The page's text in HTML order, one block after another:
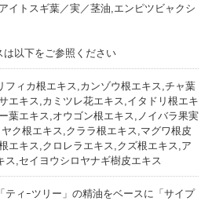
イトスギ葉／実／茎油,エンピツビャクシ
以下をご参照ください
フィカ根エキス,カンゾウ根エキス,チャ葉
エキス,カミツレ花エキス,イタドリ根エキ
葉エキス,オウゴン根エキス,ノイバラ果実
ク根エキス,クララ根エキス,マグワ根皮
エキス,クロレラエキス,クズ根エキス,ア
ス,セイヨウシロヤナギ樹皮エキス
ティｰツリー」の精油をベースに「サイプ